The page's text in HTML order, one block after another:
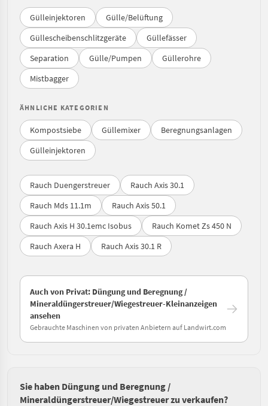
Gülleinjektoren
Gülle/Belüftung
Güllescheibenschlitzgeräte
Güllefässer
Separation
Gülle/Pumpen
Güllerohre
Mistbagger
ÄHNLICHE KATEGORIEN
Kompostsiebe Güllemixer
Beregnungsanlagen
Gülleinjektoren
Rauch Duengerstreuer
Rauch Axis 30.1
Rauch Mds 11.1m
Rauch Axis 50.1
Rauch Axis H 30.1emc Isobus
Rauch Komet Zs 450 N
Rauch Axera H
Rauch Axis 30.1 R
Auch von Privat: Düngung und Beregnung /
Mineraldüngerstreuer/Wiegestreuer-Kleinanzeigen
ansehen
Gebrauchte Maschinen von privaten Anbietern auf Landwirt.com
Sie haben Düngung und Beregnung /
Mineraldüngerstreuer/Wiegestreuer zu verkaufen?